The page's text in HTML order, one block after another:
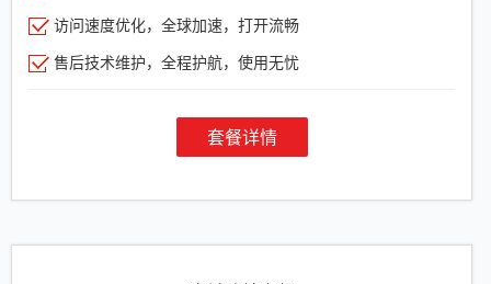
访问速度优化，全球加速，打开流畅
售后技术维护，全程护航，使用无忧
套餐详情